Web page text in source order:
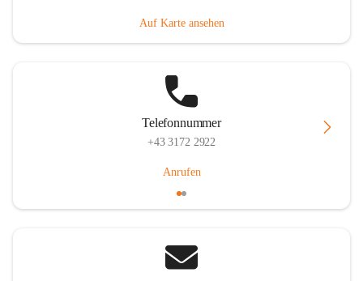
Auf Karte ansehen
Telefonnummer
+43 3172 2922
Anrufen